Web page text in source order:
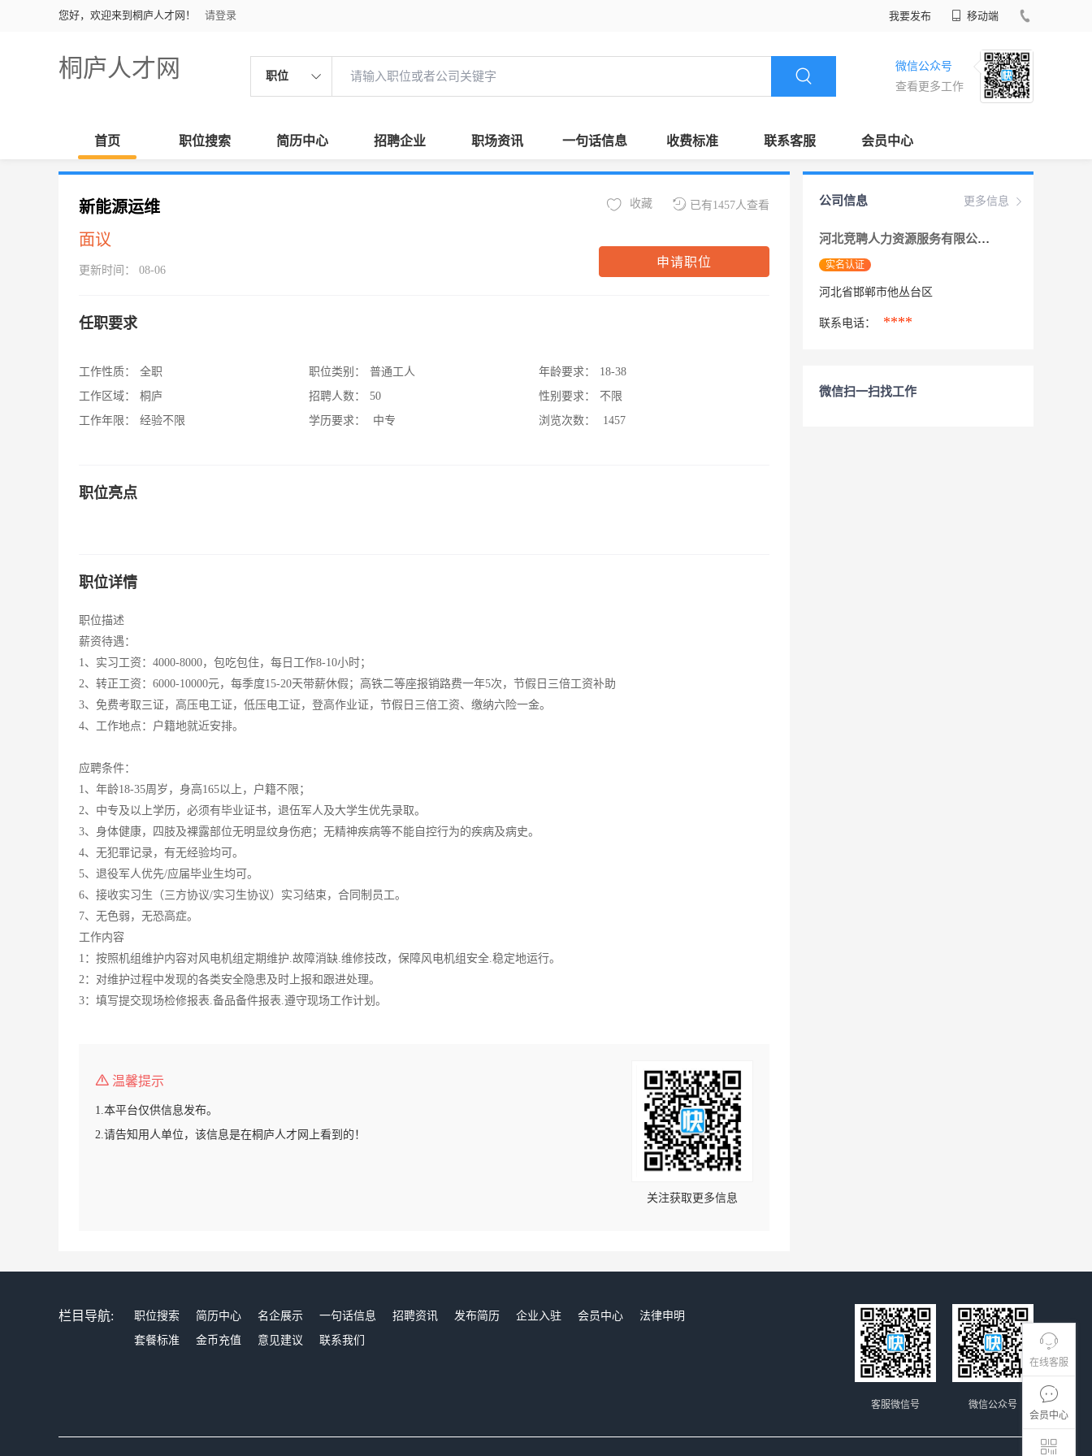
您好，欢迎来到桐庐人才网！ 请登录 我要发布 移动端
桐庐人才网 职位
微信公众号
查看更多工作
首页 职位搜索 简历中心 招聘企业 职场资讯 一句话信息 收费标准 联系客服 会员中心
在线客服
会员中心
新能源运维
面议
更新时间： 08-06
已有1457人查看
收藏
申请职位
任职要求
工作性质：
全职
工作区域：
桐庐
工作年限：
经验不限
职位类别：
普通工人
招聘人数：
50
学历要求：
中专
年龄要求：
18-38
性别要求：
不限
浏览次数：
1457
职位亮点
职位详情
职位描述
薪资待遇：
1、实习工资：4000-8000，包吃包住，每日工作8-10小时；
2、转正工资：6000-10000元，每季度15-20天带薪休假；高铁二等座报销路费一年5次，节假日三倍工资补助
3、免费考取三证，高压电工证，低压电工证，登高作业证，节假日三倍工资、缴纳六险一金。
4、工作地点：户籍地就近安排。
应聘条件：
1、年龄18-35周岁，身高165以上，户籍不限；
2、中专及以上学历，必须有毕业证书，退伍军人及大学生优先录取。
3、身体健康，四肢及裸露部位无明显纹身伤疤；无精神疾病等不能自控行为的疾病及病史。
4、无犯罪记录，有无经验均可。
5、退役军人优先/应届毕业生均可。
6、接收实习生（三方协议/实习生协议）实习结束，合同制员工。
7、无色弱，无恐高症。
工作内容
1：按照机组维护内容对风电机组定期维护.故障消缺.维修技改，保障风电机组安全.稳定地运行。
2：对维护过程中发现的各类安全隐患及时上报和跟进处理。
3：填写提交现场检修报表.备品备件报表.遵守现场工作计划。
温馨提示
1.本平台仅供信息发布。
2.请告知用人单位，该信息是在桐庐人才网上看到的！
关注获取更多信息
更多信息
公司信息
河北竞聘人力资源服务有限公司
实名认证
河北省邯郸市他丛台区
联系电话： ****
微信扫一扫找工作
栏目导航: 职位搜索 简历中心 名企展示 一句话信息 招聘资讯 发布简历 企业入驻 会员中心
法律申明
套餐标准
金币充值 意见建议 联系我们
微信公众号
客服微信号